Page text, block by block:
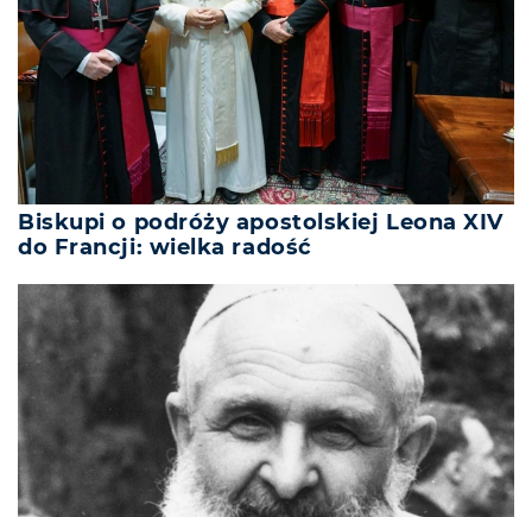
Biskupi o podróży apostolskiej Leona XIV
do Francji: wielka radość